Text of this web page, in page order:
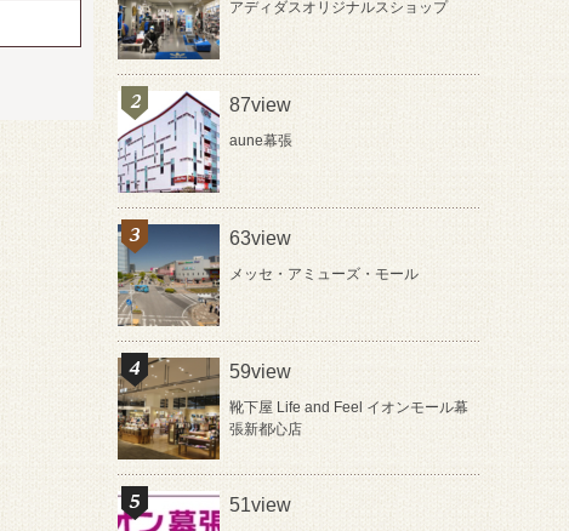
アディダスオリジナルスショップ
87view
aune幕張
63view
メッセ・アミューズ・モール
59view
靴下屋 Life and Feel イオンモール幕
張新都心店
51view